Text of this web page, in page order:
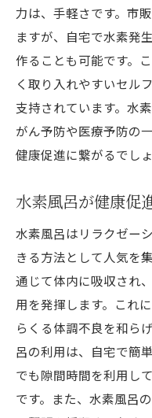
力は、手軽さです。市
ますが、自宅で水素発
作ることも可能です。
く取り入れやすいセル
支持されています。水
がん予防や医療予防の
健康促進に繋がるでしょ
水素風呂が健康促
水素風呂はリラクゼー
きる方法として人気を
通じて体内に吸収され
用を発揮します。これ
らくる体調不良を和ら
呂の利用は、自宅で簡
でも隙間時間を利用し
です。また、水素風呂